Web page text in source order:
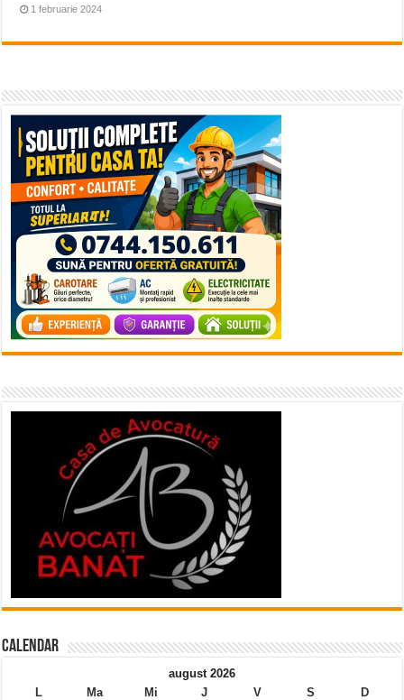
1 februarie 2024
Calendar
august 2026
L
Ma Mi J V S
D